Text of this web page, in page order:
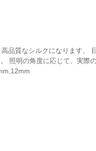
品質なシルクになります。
照明の角度に応じて、実際